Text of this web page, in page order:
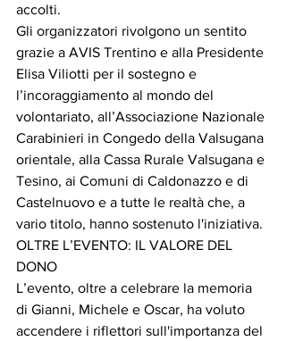
accolti.
Gli organizzatori rivolgono un sentito
grazie a AVIS Trentino e alla Presidente
Elisa Viliotti per il sostegno e
l’incoraggiamento al mondo del
volontariato, all’Associazione Nazionale
Carabinieri in Congedo della Valsugana
orientale, alla Cassa Rurale Valsugana e
Tesino, ai Comuni di Caldonazzo e di
Castelnuovo e a tutte le realtà che, a
vario titolo, hanno sostenuto l'iniziativa.
OLTRE L’EVENTO: IL VALORE DEL
DONO
L’evento, oltre a celebrare la memoria
di Gianni, Michele e Oscar, ha voluto
accendere i riflettori sull'importanza del